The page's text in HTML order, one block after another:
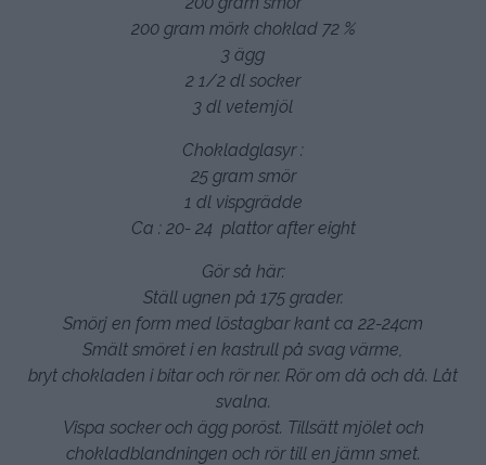
200 gram mörk choklad 72 %
3 ägg
2 1/2 dl socker
3 dl vetemjöl
Chokladglasyr :
25 gram smör
1 dl vispgrädde
Ca : 20- 24 plattor after eight
Gör så här:
Ställ ugnen på 175 grader.
Smörj en form med löstagbar kant ca 22-24cm
Smält smöret i en kastrull på svag värme,
bryt chokladen i bitar och rör ner. Rör om då och då. Låt
svalna.
Vispa socker och ägg poröst. Tillsätt mjölet och
chokladblandningen och rör till en jämn smet.